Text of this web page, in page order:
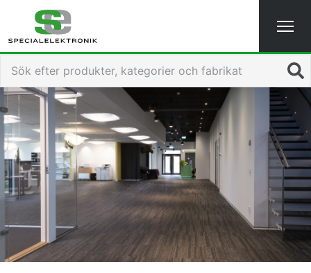
Sök
Navigated to Special-Elektronik - en ledande